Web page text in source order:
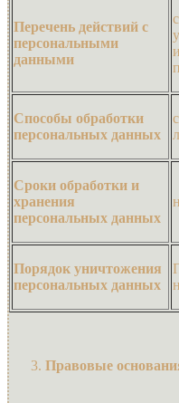
Перечень действий с
персональными
данными
Способы обработки
персональных данных
Сроки обработки и
хранения
персональных данных
Порядок уничтожения
персональных данных
Правовые